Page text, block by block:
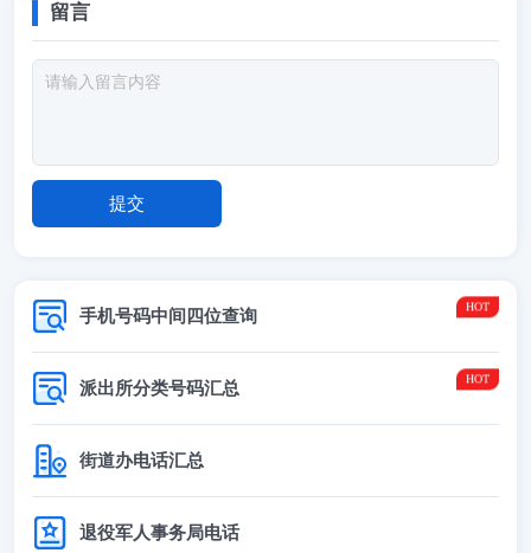
留言
手机号码中间四位查询
派出所分类号码汇总
街道办电话汇总
退役军人事务局电话